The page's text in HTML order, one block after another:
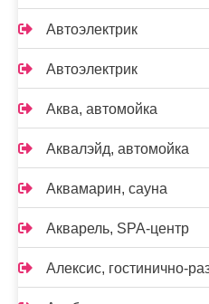
Автоэлектрик
Автоэлектрик
Аква, автомойка
Аквалэйд, автомойка
Аквамарин, сауна
Акварель, SPA-центр
Алексис, гостинично-